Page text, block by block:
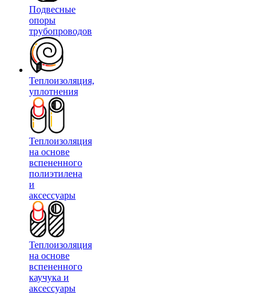
Подвесные
опоры
трубопроводов
Теплоизоляция,
уплотнения
Теплоизоляция
на основе
вспененного
полиэтилена
и
аксессуары
Теплоизоляция
на основе
вспененного
каучука и
аксессуары